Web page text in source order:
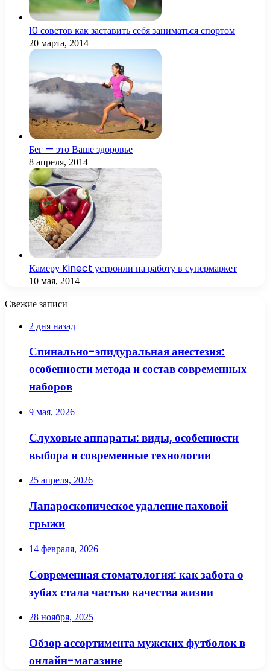
10 советов как заставить себя заниматься спортом
20 марта, 2014
Бег — это Ваше здоровье
8 апреля, 2014
Камеру Kinect устроили на работу в супермаркет
10 мая, 2014
Свежие записи
2 дня назад
Спинально-эпидуральная анестезия:
особенности метода и состав современных
наборов
9 мая, 2026
Слуховые аппараты: виды, особенности
выбора и современные технологии
25 апреля, 2026
Лапароскопическое удаление паховой
грыжи
14 февраля, 2026
Современная стоматология: как забота о
зубах стала частью качества жизни
28 ноября, 2025
Обзор ассортимента мужских футболок в
онлайн-магазине